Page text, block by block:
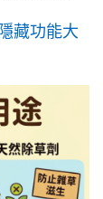
藏功能大